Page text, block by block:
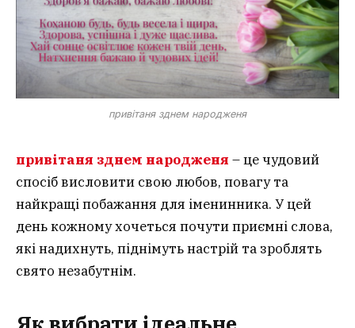
привітаня зднем народженя
привітаня зднем народженя – це чудовий
спосіб висловити свою любов, повагу та
найкращі побажання для іменинника. У цей
день кожному хочеться почути приємні слова,
які надихнуть, піднімуть настрій та зроблять
свято незабутнім.